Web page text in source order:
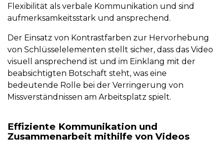
Flexibilität als verbale Kommunikation und sind
aufmerksamkeitsstark und ansprechend.
Der Einsatz von Kontrastfarben zur Hervorhebung
von Schlüsselelementen stellt sicher, dass das Video
visuell ansprechend ist und im Einklang mit der
beabsichtigten Botschaft steht, was eine
bedeutende Rolle bei der Verringerung von
Missverständnissen am Arbeitsplatz spielt.
Effiziente Kommunikation und
Zusammenarbeit mithilfe von Videos